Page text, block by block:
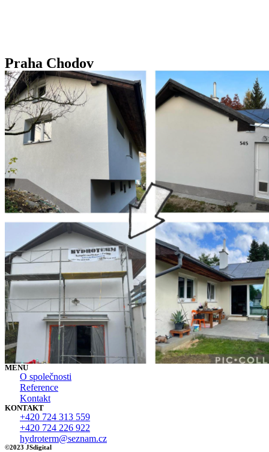
Praha Chodov
MENU
O společnosti
Reference
Kontakt
KONTAKT
+420 724 313 559
+420 724 226 922
hydroterm@seznam.cz
©2023 JSdigital